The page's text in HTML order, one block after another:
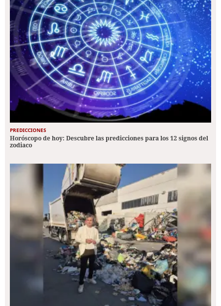
PREDICCIONES
Horóscopo de hoy: Descubre las predicciones para los 12 signos del
zodiaco